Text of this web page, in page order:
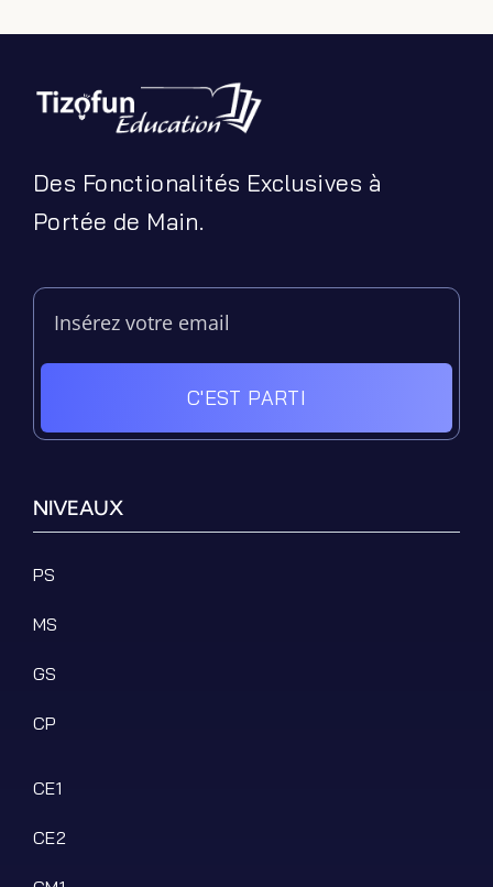
Des Fonctionalités Exclusives à
Portée de Main.
C'EST PARTI
NIVEAUX
PS
MS
GS
CP
CE1
CE2
Niveaux Scolaires
Matières
Articles de Blog